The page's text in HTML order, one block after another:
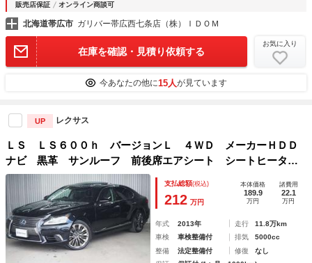
販売店保証 オンライン商談可
北海道帯広市 ガリバー帯広西七条店（株）ＩＤＯＭ
在庫を確認・見積り依頼する
お気に入り
今あなたの他に15人が見ています
UP レクサス
ＬＳ ＬＳ６００ｈ バージョンＬ ４ＷＤ メーカーＨＤＤ
ナビ 黒革 サンルーフ 前後席エアシート シートヒータ
ー Ｐシート マッサージ機能 ＰＣＳ レーダークルーズ
ＬＫＡ ＢＳＭ クリアランスソナー Ｐトランク ＬＥＤヘ
ッドライト
支払総額(税込)
212 万円
本体価格
189.9
万円
諸費用
22.1
万円
年式 2013年 走行
11.8万km
車検
車検整備付 排気
5000cc
整備
法定整備付 修復
なし